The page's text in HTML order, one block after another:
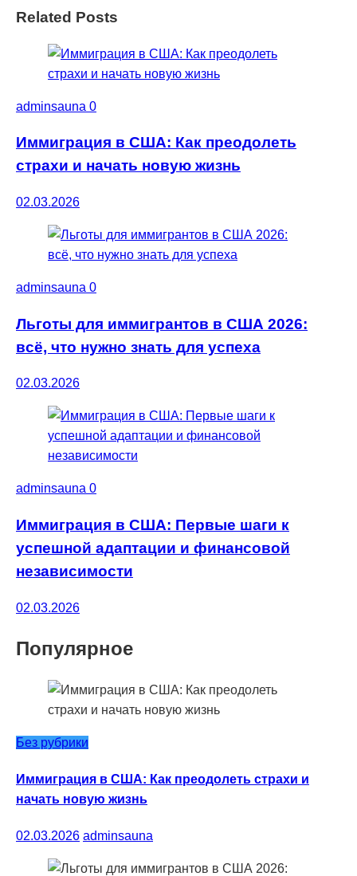
Related Posts
adminsauna 0
Иммиграция в США: Как преодолеть
страхи и начать новую жизнь
02.03.2026
adminsauna 0
Льготы для иммигрантов в США 2026:
всё, что нужно знать для успеха
02.03.2026
adminsauna 0
Иммиграция в США: Первые шаги к
успешной адаптации и финансовой
независимости
02.03.2026
Популярное
Без рубрики
Иммиграция в США: Как преодолеть страхи и
начать новую жизнь
02.03.2026 adminsauna